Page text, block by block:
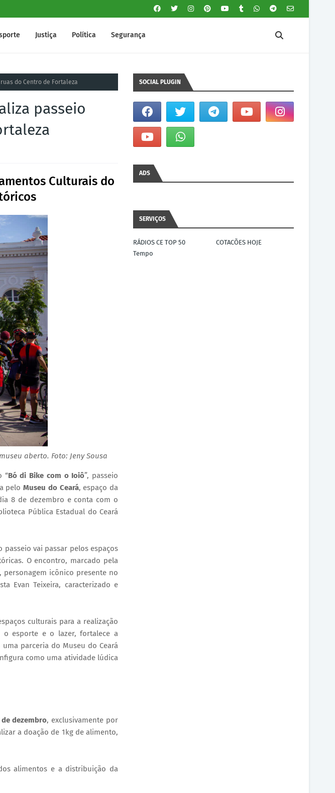
Justiça Política Segurança
do Centro de Fortaleza
passeio
Culturais do
aberto. Foto: Jeny Sousa
“Bó di Bike com o Ioiô”, passeio
peloMuseu do Ceará, espaço da
8 de dezembro e conta com o
Pública Estadual do Ceará
passeio vai passar pelos espaços
O encontro, marcado pela
icônico presente no
Evan Teixeira, caracterizado e
culturais para a realização
o esporte e o lazer, fortalece a
parceria do Museu do Ceará
como uma atividade lúdica
dezembro, exclusivamente por
a doação de 1kg de alimento,
alimentos e a distribuição da
SOCIAL PLUGIN
ADS
SERVIÇOS
RÁDIOS CE TOP 50
COTACÕES HOJE
Tempo